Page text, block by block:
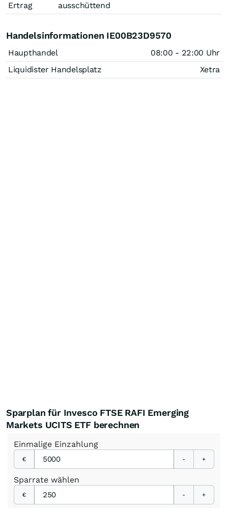
Ertrag
ausschüttend
Handelsinformationen IE00B23D9570
Haupthandel
08:00 - 22:00 Uhr
Liquidister Handelsplatz
Xetra
Sparplan für Invesco FTSE RAFI Emerging
Markets UCITS ETF berechnen
Einmalige Einzahlung
€ - +
Sparrate wählen
€ - +